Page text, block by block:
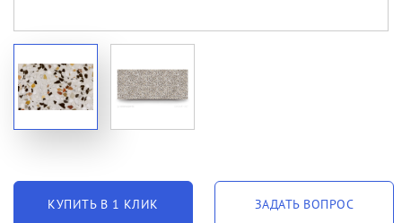
КУПИТЬ В 1 КЛИК ЗАДАТЬ ВОПРОС